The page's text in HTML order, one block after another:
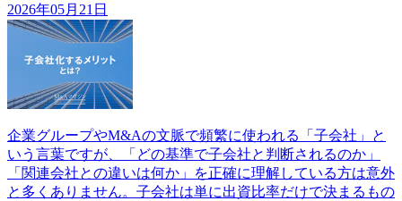
2026年05月21日
企業グループやM&Aの文脈で頻繁に使われる「子会社」と
いう言葉ですが、「どの基準で子会社と判断されるのか」
「関連会社との違いは何か」を正確に理解している方は意外
と多くありません。子会社は単に出資比率だけで決まるもの